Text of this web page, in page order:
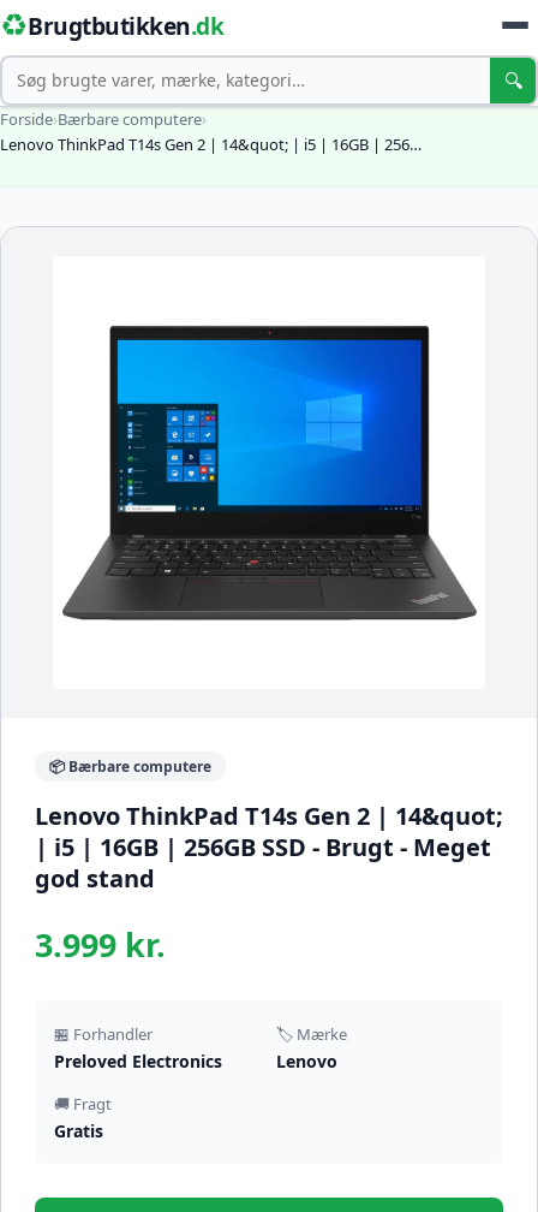
♻️Brugtbutikken.dk
Søg 🔍
Forside›Bærbare computere›
Lenovo ThinkPad T14s Gen 2 | 14&quot; | i5 | 16GB | 256…
📦 Bærbare computere
Lenovo ThinkPad T14s Gen 2 | 14&quot;
| i5 | 16GB | 256GB SSD - Brugt - Meget
god stand
3.999 kr.
🏪 Forhandler
Preloved Electronics
🏷️ Mærke
Lenovo
🚚 Fragt
Gratis